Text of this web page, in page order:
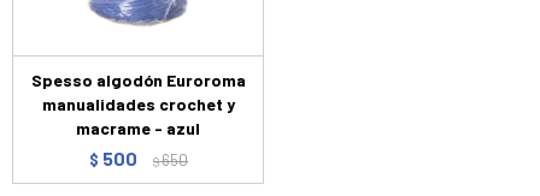
Spesso algodón Euroroma
manualidades crochet y
macrame - azul
$ 500 $650